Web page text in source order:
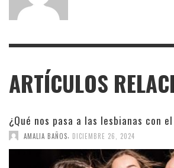
ARTÍCULOS
¿Qué nos pasa a las lesbianas con
AMALIA BAÑOS DICIEMBRE 26, 2024